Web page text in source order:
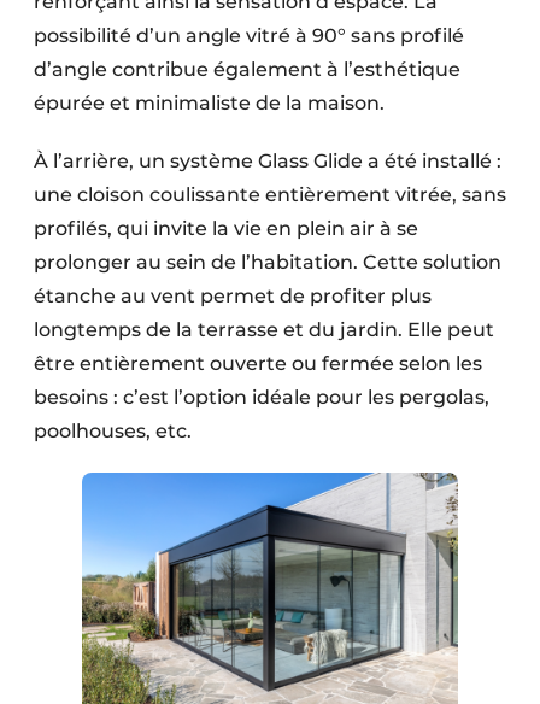
possibilité d’un angle vitré à 90° sans profilé
d’angle contribue également à l’esthétique
épurée et minimaliste de la maison.
À l’arrière, un système Glass Glide a été installé :
une cloison coulissante entièrement vitrée, sans
profilés, qui invite la vie en plein air à se
prolonger au sein de l’habitation. Cette solution
étanche au vent permet de profiter plus
longtemps de la terrasse et du jardin. Elle peut
être entièrement ouverte ou fermée selon les
besoins : c’est l’option idéale pour les pergolas,
poolhouses, etc.